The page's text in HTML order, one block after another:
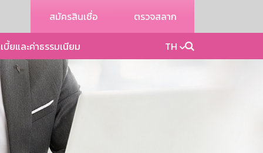
สมัครสินเชื่อ ตรวจสลาก
บี้ยและค่าธรรมเนียม TH